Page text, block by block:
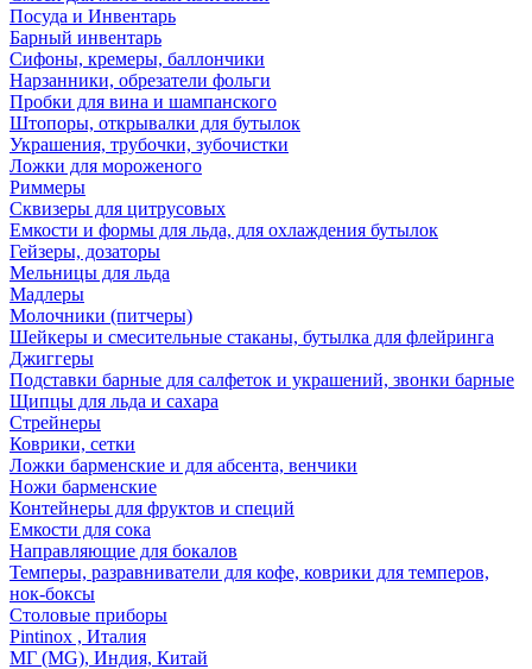
Посуда и Инвентарь
Барный инвентарь
Сифоны, кремеры, баллончики
Нарзанники, обрезатели фольги
Пробки для вина и шампанского
Штопоры, открывалки для бутылок
Украшения, трубочки, зубочистки
Ложки для мороженого
Риммеры
Сквизеры для цитрусовых
Емкости и формы для льда, для охлаждения бутылок
Гейзеры, дозаторы
Мельницы для льда
Мадлеры
Молочники (питчеры)
Шейкеры и смесительные стаканы, бутылка для флейринга
Джиггеры
Подставки барные для салфеток и украшений, звонки барные
Щипцы для льда и сахара
Стрейнеры
Коврики, сетки
Ложки барменские и для абсента, венчики
Ножи барменские
Контейнеры для фруктов и специй
Емкости для сока
Направляющие для бокалов
Темперы, разравниватели для кофе, коврики для темперов,
нок-боксы
Столовые приборы
Pintinox , Италия
МГ (MG), Индия, Китай